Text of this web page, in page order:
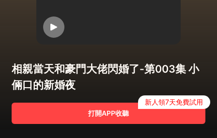
相親當天和豪門大佬閃婚了-第003集 小
倆口的新婚夜
打開APP收聽
新人領7天免費試用